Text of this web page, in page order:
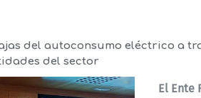
del autoconsumo eléctrico a
del sector
El Ente